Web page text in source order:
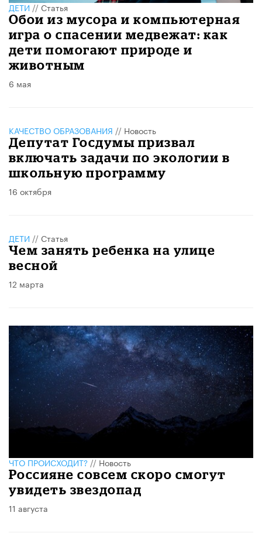
ДЕТИ//Статья
Обои из мусора и компьютерная
игра о спасении медвежат: как
дети помогают природе и
животным
6 мая
КАЧЕСТВО ОБРАЗОВАНИЯ // Новость
Депутат Госдумы призвал
включать задачи по экологии в
школьную программу
16 октября
ДЕТИ // Статья
Чем занять ребенка на улице
весной
12 марта
ЧТО ПРОИСХОДИТ?//Новость
Россияне совсем скоро смогут
увидеть звездопад
11 августа